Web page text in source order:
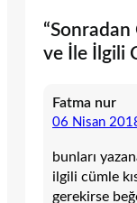
ve İle İlgili
Fatma nur
06 Nisan
bunları
ilgili cümle
gerekirse